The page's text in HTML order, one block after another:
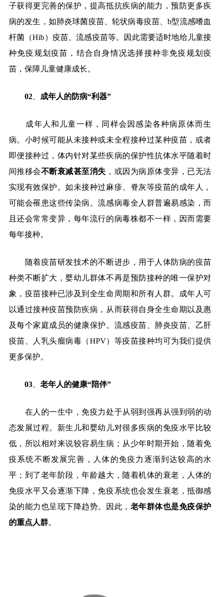
子获得更完善的保护，提高抵抗疾病的能力，预防更多疾
病的发生，如肺炎球菌疫苗、轮状病毒疫苗、b型流感嗜血
杆菌（Hib）疫苗、流感疫苗等。因此需要适时地给儿童接
种免疫规划疫苗，结合自身情况选择接种非免疫规划疫
苗，保障儿童健康成长。
02、 成年人的防病“利器”
成年人和儿童一样，同样会因感染各种病原体而生
病。小时候可能从未接种或未全程接种过某种疫苗，或者
即便接种过，体内针对某些疾病的保护性抗体水平随着时
间推移会不断衰减甚至消失 ，或因为病原体变异，已无法
实现有效保护。如未接种过麻疹、脊灰等疫苗的成年人，
可能会罹患这些传染病。流感病毒全人群普遍易感染，而
且还会常常变异，每年流行的病毒株都不一样，因而需要
每年接种。
随着疫苗研发技术的不断进步，用于人体防病的疫苗
种类不断扩大，婴幼儿群体不再是预防接种的唯一保护对
象，疫苗接种已涉及到全生命周期和所有人群。成年人可
以通过接种疫苗预防疾病，从而获得自身全生命期以及惠
及每个家庭成员的健康保护。流感疫苗、肺炎疫苗、乙肝
疫苗、人乳头瘤病毒（HPV）等疫苗接种均可为我们提供
更多保护。
03、 老年人的健康“陪伴”
在人的一生中，免疫力处于从弱到强再从强到弱的动
态发展过程。新生儿和婴幼儿对很多疾病的免疫水平比较
低，所以相对来说较容易生病；从少年时期开始，随着免
疫系统不断发展完善，人体的免疫力逐渐到达较高的水
平；到了老年阶段，年龄越大，随着机体的衰老，人体的
免疫水平又会逐渐下降，免疫系统也会发生衰老，抵御感
染的能力也呈现下降趋势。因此， 老年群体也是免疫保护
的重点人群。